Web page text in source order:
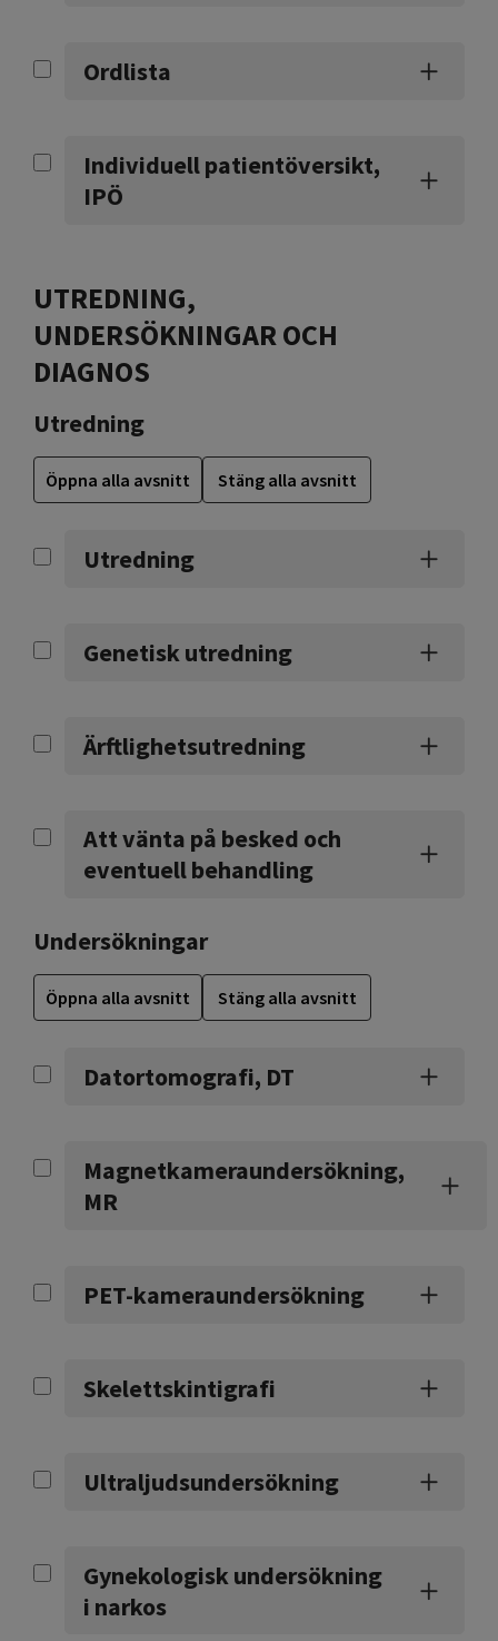
Ordlista
Individuell patientöversikt,
IPÖ
UTREDNING,
UNDERSÖKNINGAR OCH
DIAGNOS
Utredning
Öppna alla avsnitt Stäng alla avsnitt
Utredning
Genetisk utredning
Ärftlighetsutredning
Att vänta på besked och
eventuell behandling
Undersökningar
Öppna alla avsnitt Stäng alla avsnitt
Datortomografi, DT
Magnetkameraundersökning,
MR
PET-kameraundersökning
Skelettskintigrafi
Ultraljudsundersökning
Gynekologisk undersökning
i narkos